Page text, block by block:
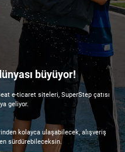
büyüyor!
e-ticaret siteleri, SuperStep çatısı
geliyor.
kolayca ulaşabilecek, alışveriş
sürdürebileceksin.